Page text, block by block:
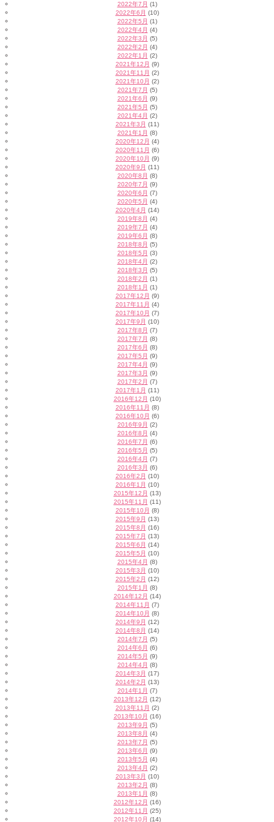
2022年7月 (1)
2022年6月 (10)
2022年5月 (1)
2022年4月 (4)
2022年3月 (5)
2022年2月 (4)
2022年1月 (2)
2021年12月 (9)
2021年11月 (2)
2021年10月 (2)
2021年7月 (5)
2021年6月 (9)
2021年5月 (5)
2021年4月 (2)
2021年3月 (11)
2021年1月 (8)
2020年12月 (4)
2020年11月 (6)
2020年10月 (9)
2020年9月 (11)
2020年8月 (8)
2020年7月 (9)
2020年6月 (7)
2020年5月 (4)
2020年4月 (14)
2019年8月 (4)
2019年7月 (4)
2019年6月 (8)
2018年8月 (5)
2018年5月 (3)
2018年4月 (2)
2018年3月 (5)
2018年2月 (1)
2018年1月 (1)
2017年12月 (9)
2017年11月 (4)
2017年10月 (7)
2017年9月 (10)
2017年8月 (7)
2017年7月 (8)
2017年6月 (8)
2017年5月 (9)
2017年4月 (9)
2017年3月 (9)
2017年2月 (7)
2017年1月 (11)
2016年12月 (10)
2016年11月 (8)
2016年10月 (6)
2016年9月 (2)
2016年8月 (4)
2016年7月 (6)
2016年5月 (5)
2016年4月 (7)
2016年3月 (6)
2016年2月 (10)
2016年1月 (10)
2015年12月 (13)
2015年11月 (11)
2015年10月 (8)
2015年9月 (13)
2015年8月 (16)
2015年7月 (13)
2015年6月 (14)
2015年5月 (10)
2015年4月 (8)
2015年3月 (10)
2015年2月 (12)
2015年1月 (8)
2014年12月 (14)
2014年11月 (7)
2014年10月 (8)
2014年9月 (12)
2014年8月 (14)
2014年7月 (5)
2014年6月 (6)
2014年5月 (9)
2014年4月 (8)
2014年3月 (17)
2014年2月 (13)
2014年1月 (7)
2013年12月 (12)
2013年11月 (2)
2013年10月 (16)
2013年9月 (5)
2013年8月 (4)
2013年7月 (5)
2013年6月 (9)
2013年5月 (4)
2013年4月 (2)
2013年3月 (10)
2013年2月 (8)
2013年1月 (8)
2012年12月 (16)
2012年11月 (25)
2012年10月 (14)